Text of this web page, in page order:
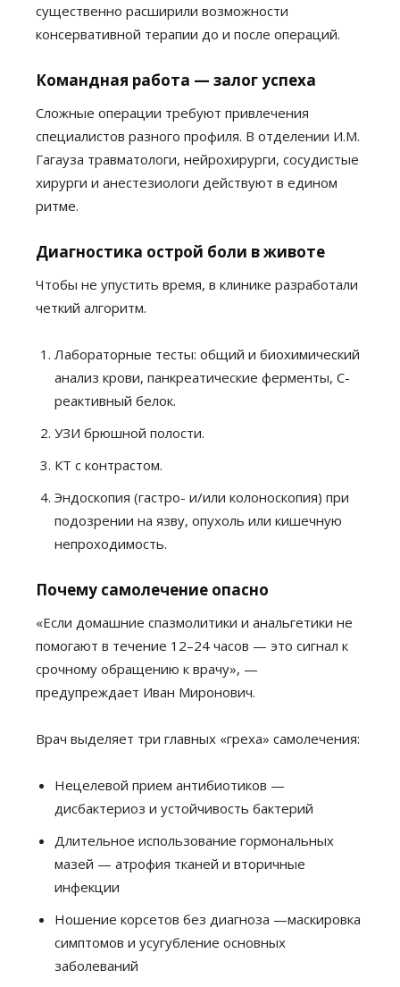
существенно расширили возможности
консервативной терапии до и после операций.
Командная работа — залог успеха
Сложные операции требуют привлечения
специалистов разного профиля. В отделении И.М.
Гагауза травматологи, нейрохирурги, сосудистые
хирурги и анестезиологи действуют в едином
ритме.
Диагностика острой боли в животе
Чтобы не упустить время, в клинике разработали
четкий алгоритм.
Лабораторные тесты: общий и биохимический
анализ крови, панкреатические ферменты, С-
реактивный белок.
УЗИ брюшной полости.
КТ с контрастом.
Эндоскопия (гастро- и/или колоноскопия) при
подозрении на язву, опухоль или кишечную
непроходимость.
Почему самолечение опасно
«Если домашние спазмолитики и анальгетики не
помогают в течение 12–24 часов — это сигнал к
срочному обращению к врачу», —
предупреждает Иван Миронович.
Врач выделяет три главных «греха» самолечения:
Нецелевой прием антибиотиков —
дисбактериоз и устойчивость бактерий
Длительное использование гормональных
мазей — атрофия тканей и вторичные
инфекции
Ношение корсетов без диагноза —маскировка
симптомов и усугубление основных
заболеваний